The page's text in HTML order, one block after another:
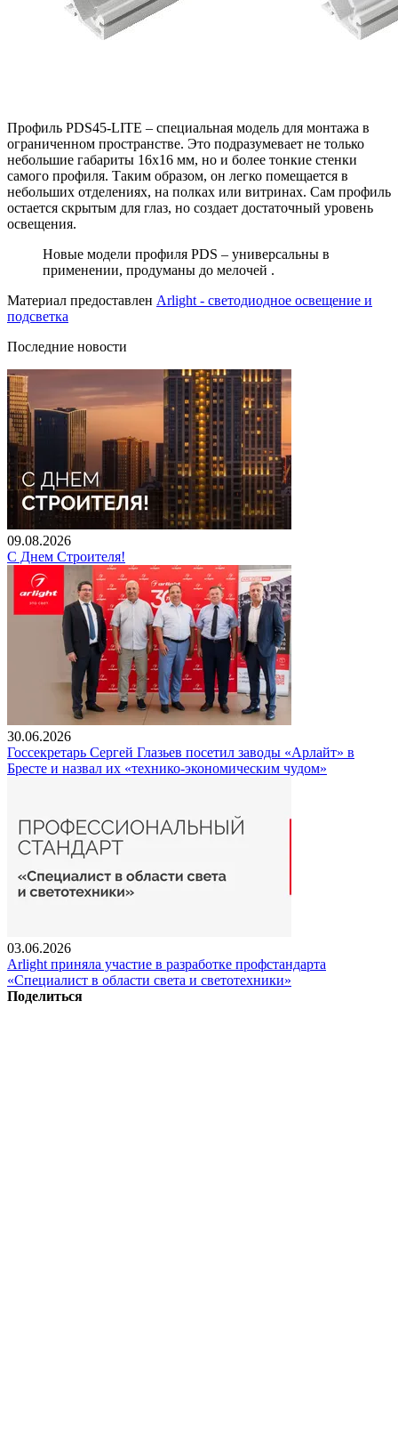
Профиль PDS45-LITE – специальная модель для монтажа в
ограниченном пространстве. Это подразумевает не только
небольшие габариты 16х16 мм, но и более тонкие стенки
самого профиля. Таким образом, он легко помещается в
небольших отделениях, на полках или витринах. Сам профиль
остается скрытым для глаз, но создает достаточный уровень
освещения.
Новые модели профиля PDS – универсальны в
применении, продуманы до мелочей .
Материал предоставлен Arlight - светодиодное освещение и
подсветка
Последние новости
09.08.2026
С Днем Строителя!
30.06.2026
Госсекретарь Сергей Глазьев посетил заводы «Арлайт» в
Бресте и назвал их «технико-экономическим чудом»
03.06.2026
Arlight приняла участие в разработке профстандарта
«Специалист в области света и светотехники»
Поделиться